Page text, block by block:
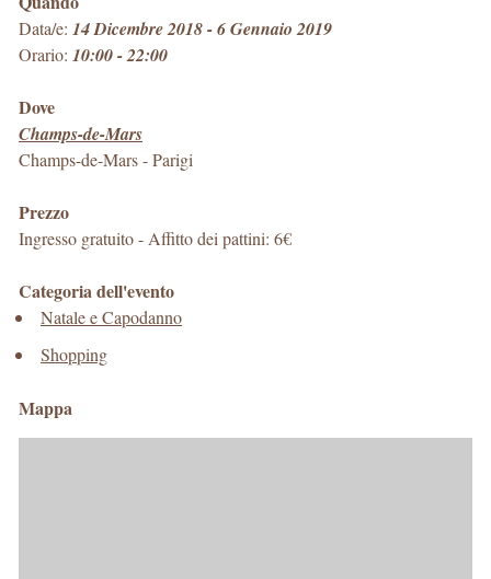
Data/e: 14 Dicembre 2018 - 6 Gennaio 2019
Orario: 10:00 - 22:00
Dove
Champs-de-Mars
Champs-de-Mars-Parigi
Prezzo
Ingresso gratuito - Affitto dei pattini: 6€
Categoria dell'evento
Natale e Capodanno
Shopping
Mappa